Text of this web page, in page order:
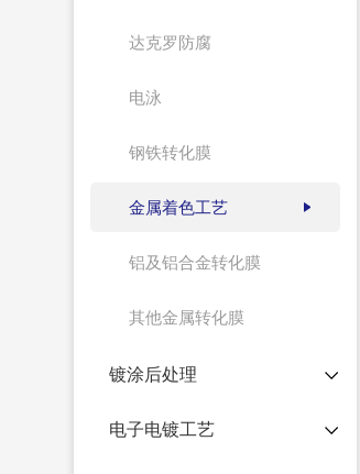
达克罗防腐
电泳
钢铁转化膜
金属着色工艺
铝及铝合金转化膜
其他金属转化膜
镀涂后处理
电子电镀工艺
1、用于铝材的三价铬钝化，在喷淋
2、裸膜防蚀性能优于六价铬钝化工
上胶处理的前处理。 3、形成彩虹
色、微蓝至棕色的可见膜层。